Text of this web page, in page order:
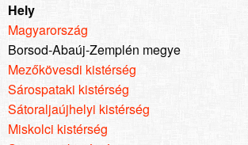
Hely
Magyarország
Borsod-Abaúj-Zemplén megye
Mezőkövesdi kistérség
Sárospataki kistérség
Sátoraljaújhelyi kistérség
Miskolci kistérség